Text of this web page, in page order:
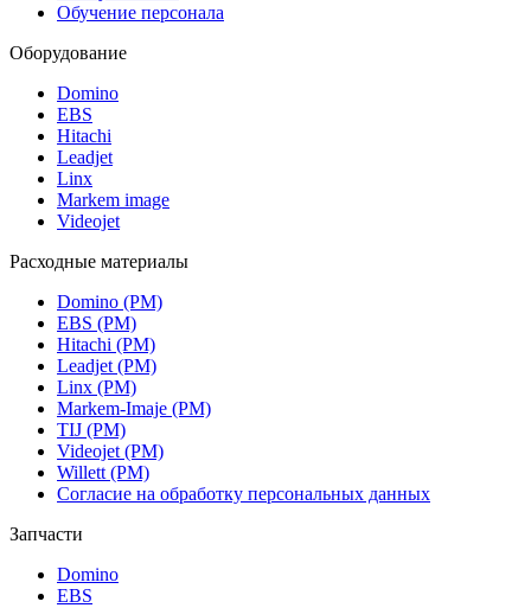
Обучение персонала
Оборудование
Domino
EBS
Hitachi
Leadjet
Linx
Markem image
Videojet
Расходные материалы
Domino (РМ)
EBS (РМ)
Hitachi (РМ)
Leadjet (РМ)
Linx (РМ)
Markem-Imaje (РМ)
TIJ (РМ)
Videojet (РМ)
Willett (РМ)
Согласие на обработку персональных данных
Запчасти
Domino
EBS